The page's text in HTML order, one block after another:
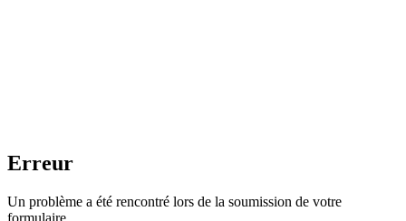
Erreur
Un problème a été rencontré lors de la soumission de votre
formulaire.